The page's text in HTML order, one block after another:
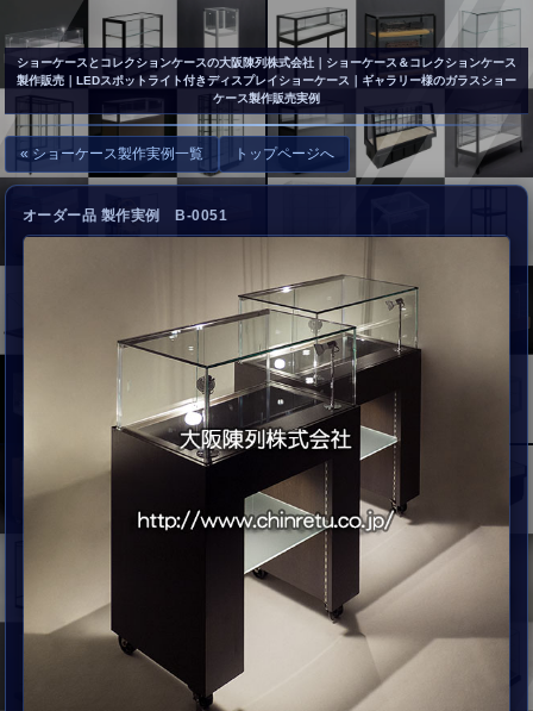
お問い合わせ
ショーケースとコレクションケースの大阪陳列株式会社 ｜ショーケース＆コレクションケース
製作販売｜LEDスポットライト付きディスプレイショーケース｜ギャラリー様のガラスショー
ケース製作販売実例
« ショーケース製作実例一覧 トップページへ
オーダー品 製作実例 B-0051